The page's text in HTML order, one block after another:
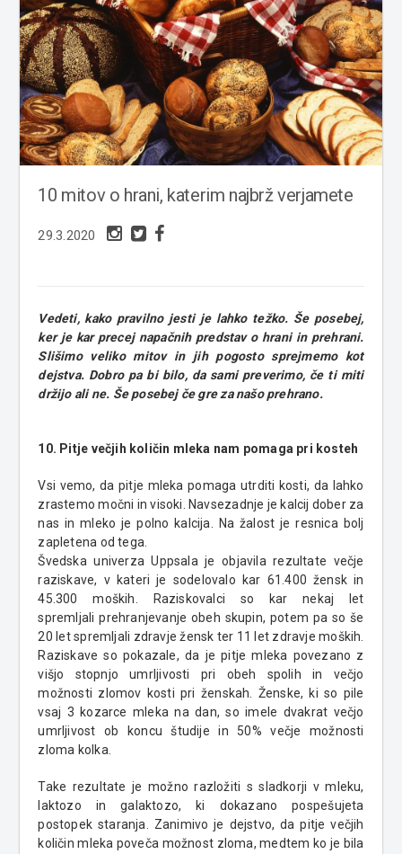
10 mitov o hrani, katerim najbrž verjamete
29.3.2020
Vedeti, kako pravilno jesti je lahko težko. Še posebej,
ker je kar precej napačnih predstav o hrani in prehrani.
Slišimo veliko mitov in jih pogosto sprejmemo kot
dejstva. Dobro pa bi bilo, da sami preverimo, če ti miti
držijo ali ne. Še posebej če gre za našo prehrano.
10. Pitje večjih količin mleka nam pomaga pri kosteh
Vsi vemo, da pitje mleka pomaga utrditi kosti, da lahko
zrastemo močni in visoki. Navsezadnje je kalcij dober za
nas in mleko je polno kalcija. Na žalost je resnica bolj
zapletena od tega.
Švedska univerza Uppsala je objavila rezultate večje
raziskave, v kateri je sodelovalo kar 61.400 žensk in
45.300 moških. Raziskovalci so kar nekaj let
spremljaliprehranjevanje obeh skupin, potem pa so še
20 let spremljali zdravje žensk ter 11 let zdravje moških.
Raziskave so pokazale, da je pitje mleka povezano z
višjo stopnjo umrljivosti pri obeh spolih in večjo
možnosti zlomov kosti pri ženskah. Ženske, ki so pile
vsaj 3 kozarce mleka na dan, so imele dvakrat večjo
umrljivost ob koncu študije in 50% večje možnosti
zloma kolka.
Take rezultate je možno razložiti s sladkorji v mleku,
laktozo in galaktozo, ki dokazano pospešujeta
postopek staranja. Zanimivo je dejstvo, da pitje večjih
količin mleka poveča možnost zloma, medtem ko je bila